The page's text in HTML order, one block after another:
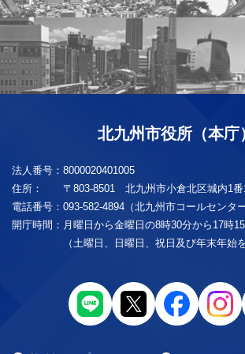
北九州市役所（本庁
法人番号： 8000020401005
住所：
〒803-8501 北九州市小倉北区城内1番
電話番号： 093-582-4894（北九州市コールセンター
開庁時間： 月曜日から金曜日の8時30分から17時
（土曜日、日曜日、祝日及び年末年始